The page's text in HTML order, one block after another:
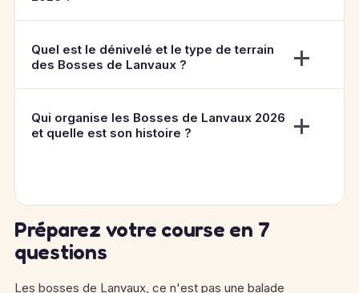
Quel est le dénivelé et le type de terrain
des Bosses de Lanvaux ?
Qui organise les Bosses de Lanvaux 2026
et quelle est son histoire ?
Préparez votre course en 7
questions
Les bosses de Lanvaux, ce n'est pas une balade